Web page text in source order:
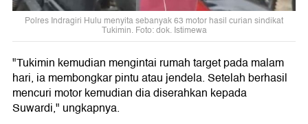
Polres Indragiri Hulu menyita sebanyak 63 motor hasil curian sindikat
Tukimin. Foto: dok. Istimewa
"Tukimin kemudian mengintai rumah target pada malam
hari, ia membongkar pintu atau jendela. Setelah berhasil
mencuri motor kemudian dia diserahkan kepada
Suwardi," ungkapnya.